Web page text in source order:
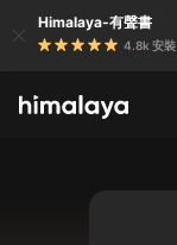
Himalaya-有聲書
4.8k 安裝